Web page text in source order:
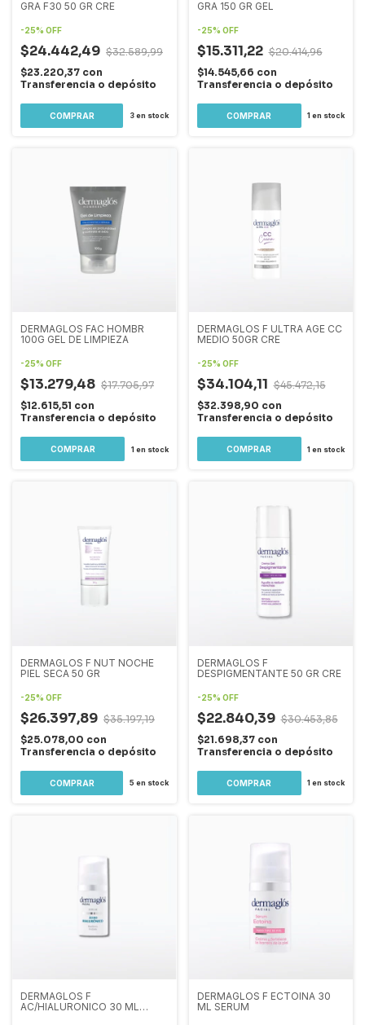
GRA F30 50 GR CRE
-25% OFF
$24.442,49 $32.589,99
$23.220,37 con
Transferencia o depósito
3en stock
GRA 150 GR GEL
-25% OFF
$15.311,22 $20.414,96
$14.545,66 con
Transferencia o depósito
1 en stock
DERMAGLOS FAC HOMBR
100G GEL DE LIMPIEZA
-25% OFF
$13.279,48 $17.705,97
$12.615,51 con
Transferencia o depósito
1 en stock
DERMAGLOS F ULTRA AGE CC
MEDIO 50GR CRE
-25% OFF
$34.104,11 $45.472,15
$32.398,90 con
Transferencia o depósito
1 en stock
DERMAGLOS F NUT NOCHE
PIEL SECA 50 GR
-25% OFF
$26.397,89 $35.197,19
$25.078,00 con
Transferencia o depósito
5 en stock
DERMAGLOS F
DESPIGMENTANTE 50 GR CRE
-25% OFF
$22.840,39 $30.453,85
$21.698,37 con
Transferencia o depósito
1 en stock
DERMAGLOS F
AC/HIALURONICO 30 ML
DERMAGLOS F ECTOINA 30
ML SERUM